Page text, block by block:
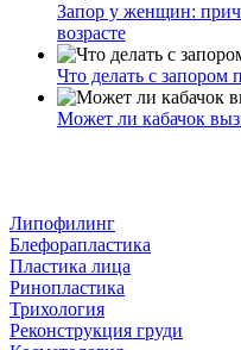
Запор у женщин:
возрасте
Что делать с запором
Может ли кабачок
Липофилинг
Блефорапластика
Пластика лица
Ринопластика
Трихология
Реконструкция груди